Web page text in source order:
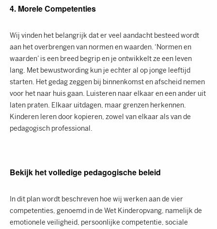
4. Morele Competenties
Wij vinden het belangrijk dat er veel aandacht besteed wordt
aan het overbrengen van normen en waarden. ‘Normen en
waarden’ is een breed begrip en je ontwikkelt ze een leven
lang. Met bewustwording kun je echter al op jonge leeftijd
starten. Het gedag zeggen bij binnenkomst en afscheid nemen
voor het naar huis gaan. Luisteren naar elkaar en een ander uit
laten praten. Elkaar uitdagen, maar grenzen herkennen.
Kinderen leren door kopieren, zowel van elkaar als van de
pedagogisch professional.
Bekijk het volledige pedagogische beleid
In dit plan wordt beschreven hoe wij werken aan de vier
competenties, genoemd in de Wet Kinderopvang, namelijk de
emotionele veiligheid, persoonlijke competentie, sociale